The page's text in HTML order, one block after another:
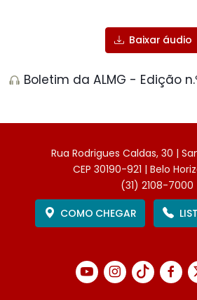
Baixar áudio
Boletim da ALMG - Edição
Rua Rodrigues Caldas, 30 |
CEP 30190-921 | Belo
(31) 2108-7000
COMO CHEGAR